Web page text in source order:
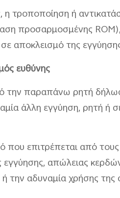
η τροποποίηση ή
προσαρμοσμένης
αποκλεισμό της
ευθύνης
την παραπάνω ρητή
άλλη εγγύηση, ρητή ή
που επιτρέπεται από
εγγύησης, απώλειας
την αδυναμία χρήσης της